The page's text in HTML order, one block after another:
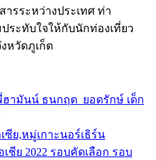
ารระหว่างประเทศ ท่า
ระทับใจให้กับนักท่องเที่ยว
หวัดภูเก็ต
ฮามันน์ ธนกฤต ยอดรักษ์ เด็ก
ซีย,หมู่เกาะนอร์เธิร์น
ชีย 2022 รอบคัดเลือก รอบ